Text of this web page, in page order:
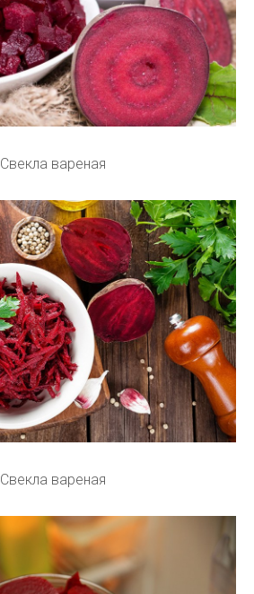
Свекла вареная
Свекла вареная